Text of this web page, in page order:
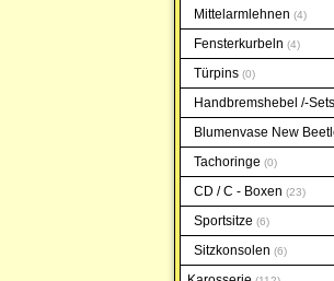
Mittelarmlehnen 4
Fensterkurbeln 4
Türpins 0
Handbremshebel /-Sets
Blumenvase New
Tachoringe 0
CD / C - Boxen 23
Sportsitze 6
Sitzkonsolen 6